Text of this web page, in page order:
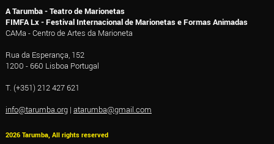
A Tarumba - Teatro de Marionetas
FIMFA Lx - Festival Internacional de Marionetas e Formas Animadas
CAMa - Centro de Artes da Marioneta
Rua da Esperança, 152
1200 - 660 Lisboa Portugal
T. (+351) 212 427 621
info@tarumba.org| atarumba@gmail.com
2026 Tarumba, All rights reserved